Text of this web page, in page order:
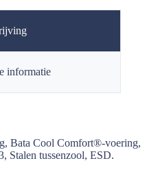
informatie
Bata Cool Comfort®-voering,
Stalen tussenzool, ESD.